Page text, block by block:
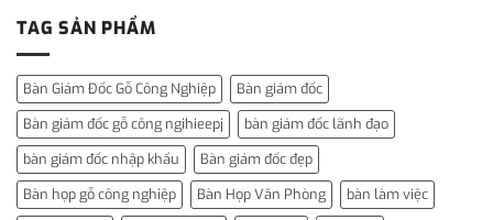
TAG SẢN PHẨM
Bàn Giám Đốc Gỗ Công Nghiệp
Bàn giám đốc
Bàn giám đốc gỗ công ngihieepj
bàn giám đốc lãnh đạo
bàn giám đốc nhập khẩu
Bàn giám đốc đẹp
Bàn họp gỗ công nghiệp
Bàn Họp Văn Phòng
bàn làm việc